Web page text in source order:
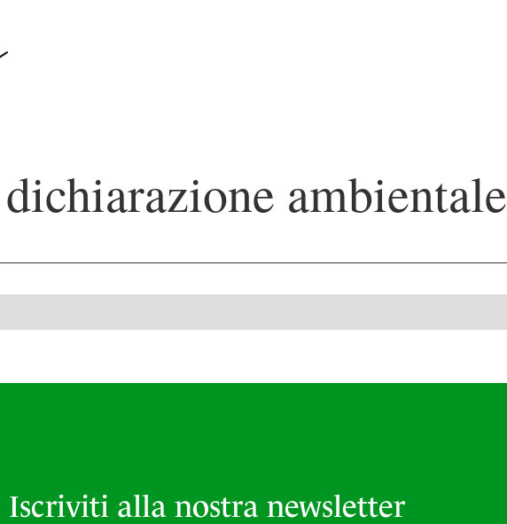
ambientale
Iscriviti alla nostra newsletter